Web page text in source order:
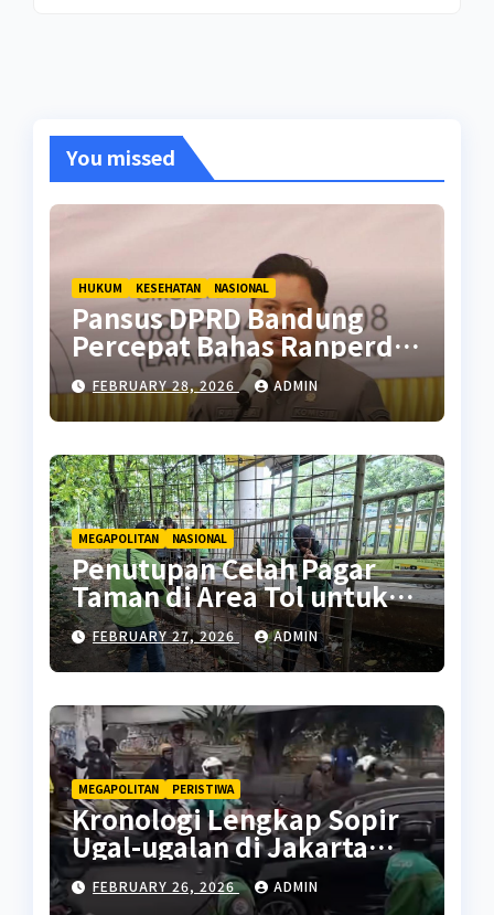
You missed
HUKUM KESEHATAN NASIONAL
Pansus DPRD Bandung
Percepat Bahas Ranperda
Pencegahan Seks Berisiko
FEBRUARY 28, 2026 ADMIN
MEGAPOLITAN NASIONAL
Penutupan Celah Pagar
Taman di Area Tol untuk
Cegah Penyalahgunaan
FEBRUARY 27, 2026 ADMIN
MEGAPOLITAN PERISTIWA
Kronologi Lengkap Sopir
Ugal-ugalan di Jakarta
Pusat
FEBRUARY 26, 2026 ADMIN